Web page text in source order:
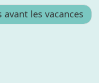
avant les vacances